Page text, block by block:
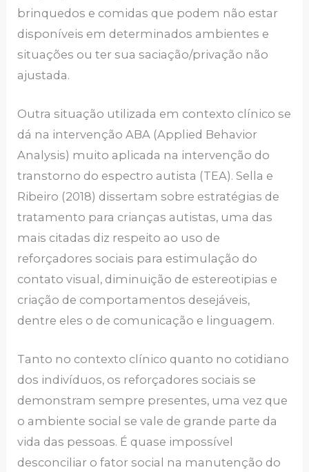
brinquedos e comidas que podem não estar
disponíveis em determinados ambientes e
situações ou ter sua saciação/privação não
ajustada.
Outra situação utilizada em contexto clínico se
dá na intervenção ABA (Applied Behavior
Analysis) muito aplicada na intervenção do
transtorno do espectro autista (TEA). Sella e
Ribeiro (2018) dissertam sobre estratégias de
tratamento para crianças autistas, uma das
mais citadas diz respeito ao uso de
reforçadores sociais para estimulação do
contato visual, diminuição de estereotipias e
criação de comportamentos desejáveis,
dentre eles o de comunicação e linguagem.
Tanto no contexto clínico quanto no cotidiano
dos indivíduos, os reforçadores sociais se
demonstram sempre presentes, uma vez que
o ambiente social se vale de grande parte da
vida das pessoas. É quase impossível
desconciliar o fator social na manutenção do